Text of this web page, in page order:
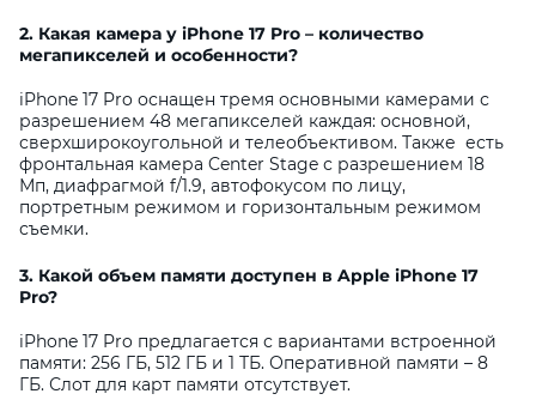
2. Какая камера у iPhone 17 Pro – количество
мегапикселей и особенности?
iPhone 17 Pro оснащен тремя основными камерами с
разрешением 48 мегапикселей каждая: основной,
сверхширокоугольной и телеобъективом. Также есть
фронтальная камера Center Stage с разрешением 18
Мп, диафрагмой f/1.9, автофокусом по лицу,
портретным режимом и горизонтальным режимом
съемки.
3. Какой объем памяти доступен в Apple iPhone 17
Pro?
iPhone 17 Pro предлагается с вариантами встроенной
памяти: 256 ГБ, 512 ГБ и 1 ТБ. Оперативной памяти – 8
ГБ. Слот для карт памяти отсутствует.